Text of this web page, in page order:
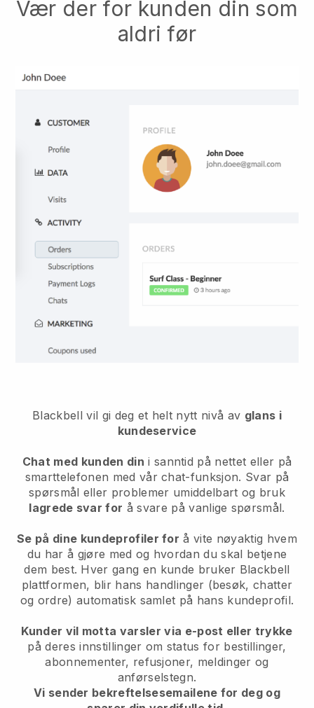
Vær der for kunden din som
aldri før
Blackbell vil gi deg et helt nytt nivå av glans i
kundeservice
Chat med kunden din i sanntid på nettet eller på
smarttelefonen med vår chat-funksjon. Svar på
spørsmål eller problemer umiddelbart og bruk
lagrede svar for å svare på vanlige spørsmål.
Se på dine kundeprofiler for å vite nøyaktig hvem
du har å gjøre med og hvordan du skal betjene
dem best. Hver gang en kunde bruker Blackbell
plattformen, blir hans handlinger (besøk, chatter
og ordre) automatisk samlet på hans kundeprofil.
Kunder vil motta varsler via e-post eller trykke
på deres innstillinger om status for bestillinger,
abonnementer, refusjoner, meldinger og
anførselstegn.
Vi sender bekreftelsesemailene for deg og